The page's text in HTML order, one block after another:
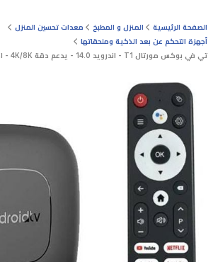
الصفحة الرئيسية المنزل و المطبخ
معدات تحسين المنزل
أجهزة التحكم عن بعد الذكية وملحقاتها
تي في بوكس مورتال T1 - اندرويد 14.0 - يدعم دقة 4K/8K - اسود